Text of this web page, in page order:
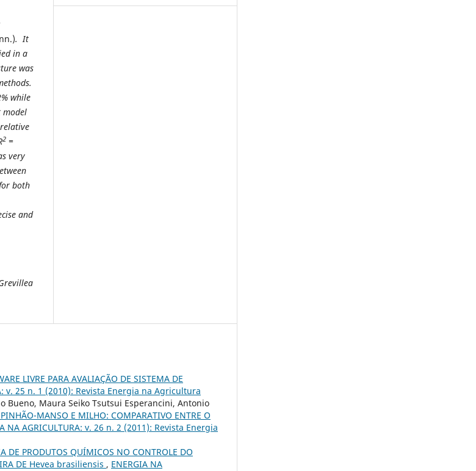
.It
in a
was
while
model
2 =
very
both
and
LIVRE PARA AVALIAÇÃO DE SISTEMA DE
v. 25 n. 1 (2010): Revista Energia na Agricultura
Bueno, Maura Seiko Tsutsui Esperancini, Antonio
MANSO E MILHO: COMPARATIVO ENTRE O
NA AGRICULTURA: v. 26 n. 2 (2011): Revista Energia
DE PRODUTOS QUÍMICOS NO CONTROLE DO
DE Hevea brasiliensis , ENERGIA NA